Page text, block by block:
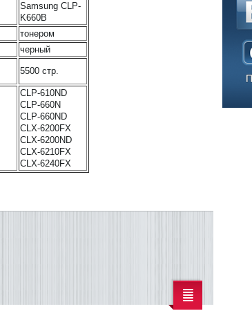
Samsung CLP-
K660B
тонером
черный
5500 стр.
CLP-610ND
CLP-660N
CLP-660ND
CLX-6200FX
CLX-6200ND
CLX-6210FX
CLX-6240FX